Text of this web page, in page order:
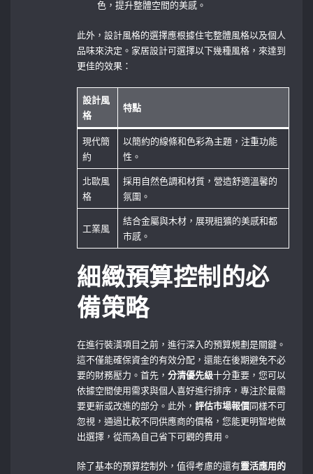
色，提升整體空間的美感。
此外，設計風格的選擇應根據住宅整體風格以及個人
品味來決定。家居設計可選擇以下幾種風格，來達到
更佳的效果：
設計風
格
特點
現代簡
約
以簡約的線條和色彩為主題，注重功能
性。
北歐風
格
採用自然色調和材質，營造舒適溫馨的
氛圍。
工業風
結合金屬與木材，展現粗獷的美感和都
市感。
細緻預算控制的必
備策略
在進行裝潢項目之前，進行深入的預算規劃是關鍵。
這不僅能確保資金的有效分配，還能在後期避免不必
要的財務壓力。首先，分清優先級十分重要，您可以
依據空間使用需求與個人喜好進行排序，專注於最需
要更新或改進的部分。此外，評估市場報價同樣不可
忽視，通過比較不同供應商的價格，您能更明智地做
出選擇，從而為自己省下可觀的費用。
除了基本的預算控制外，值得考慮的還有靈活應用的